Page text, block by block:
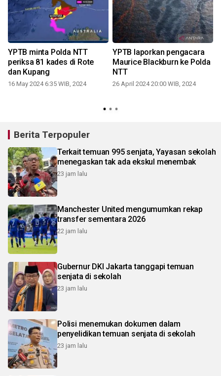
YPTB minta Polda NTT
periksa 81 kades di Rote
dan Kupang
16 May 2024 6:35 WIB, 2024
YPTB laporkan pengacara
Maurice Blackburn ke Polda
NTT
26 April 2024 20:00 WIB, 2024
Berita Terpopuler
Terkait temuan 995 senjata, Yayasan sekolah
menegaskan tak ada ekskul menembak
23 jam lalu
Manchester United mengumumkan rekap
transfer sementara 2026
22 jam lalu
Gubernur DKI Jakarta tanggapi temuan
senjata di sekolah
23 jam lalu
Polisi menemukan dokumen dalam
penyelidikan temuan senjata di sekolah
23 jam lalu